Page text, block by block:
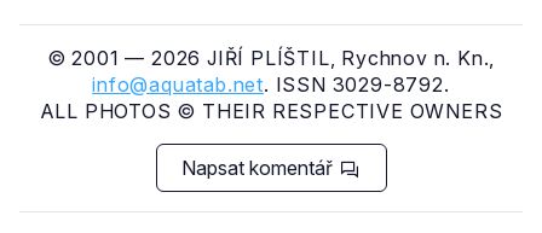
© 2001 — 2026 JIŘÍ PLÍŠTIL, Rychnov n. Kn.,
info@aquatab.net. ISSN 3029-8792.
ALL PHOTOS © THEIR RESPECTIVE OWNERS
Napsat komentář